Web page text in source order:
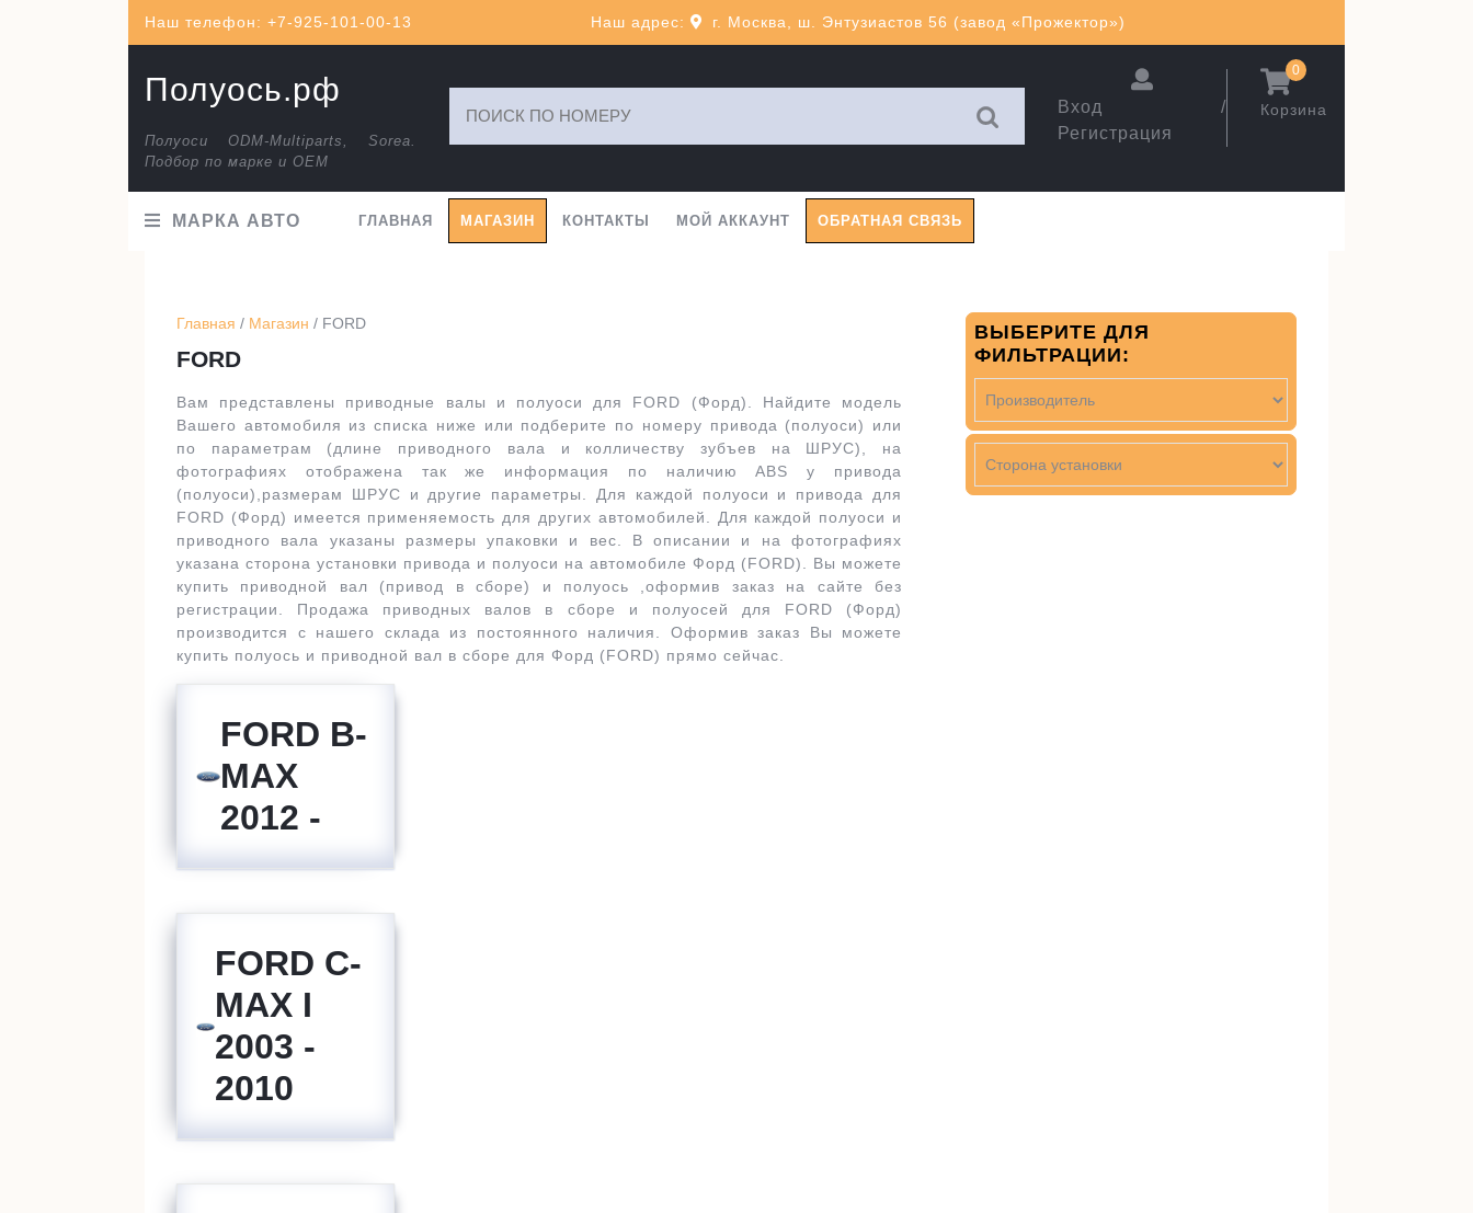
Наш телефон: +7-925-101-00-13 Наш адрес: г. Москва, ш. Энтузиастов 56 (завод «Прожектор»)
Полуось.рф
Полуоси ODM-Multiparts, Sorea.
Подбор по марке и ОЕМ
Вход /
Регистрация
Корзина
0
МАРКА АВТО ГЛАВНАЯ МАГАЗИН КОНТАКТЫ МОЙ АККАУНТ ОБРАТНАЯ СВЯЗЬ
Главная / Магазин / FORD
FORD
Вам представлены приводные валы и полуоси для FORD (Форд). Найдите модель
Вашего автомобиля из списка ниже или подберите по номеру привода (полуоси) или
по параметрам (длине приводного вала и колличеству зубъев на ШРУС), на
фотографиях отображена так же информация по наличию ABS у привода
(полуоси),размерам ШРУС и другие параметры. Для каждой полуоси и привода для
FORD (Форд) имеется применяемость для других автомобилей. Для каждой полуоси и
приводного вала указаны размеры упаковки и вес. В описании и на фотографиях
указана сторона установки привода и полуоси на автомобиле Форд (FORD). Вы можете
купить приводной вал (привод в сборе) и полуось ,оформив заказ на сайте без
регистрации. Продажа приводных валов в сборе и полуосей для FORD (Форд)
производится с нашего склада из постоянного наличия. Оформив заказ Вы можете
купить полуось и приводной вал в сборе для Форд (FORD) прямо сейчас.
FORD B-
MAX
2012 -
FORD C-
MAX I
2003 -
2010
ВЫБЕРИТЕ ДЛЯ
ФИЛЬТРАЦИИ: